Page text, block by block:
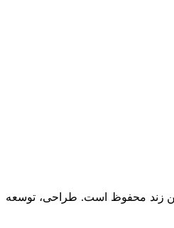
زند محفوظ است. طراحی، توسعه